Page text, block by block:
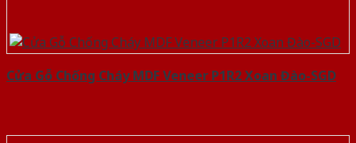
Cửa Gỗ Chống Cháy MDF Veneer P1R2 Xoan Đào-SGD